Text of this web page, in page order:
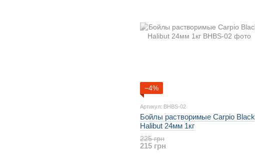
−4%
Артикул: BHBS-02
Бойлы растворимые Carpio Black
Halibut 24мм 1кг
225 грн
215 грн